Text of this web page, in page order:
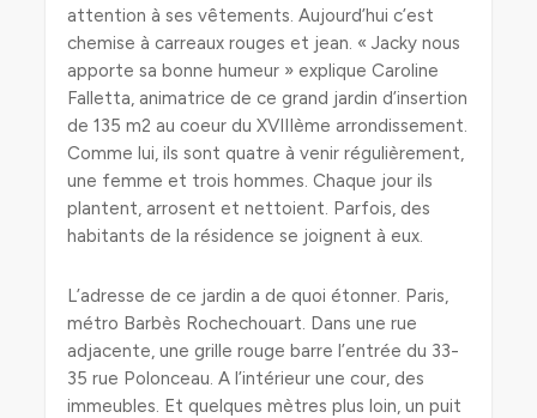
attention à ses vêtements. Aujourd’hui c’est
chemise à carreaux rouges et jean. « Jacky nous
apporte sa bonne humeur » explique Caroline
Falletta, animatrice de ce grand jardin d’insertion
de 135 m2 au coeur du XVIIIème arrondissement.
Comme lui, ils sont quatre à venir régulièrement,
une femme et trois hommes. Chaque jour ils
plantent, arrosent et nettoient. Parfois, des
habitants de la résidence se joignent à eux.
L’adresse de ce jardin a de quoi étonner. Paris,
métro Barbès Rochechouart. Dans une rue
adjacente, une grille rouge barre l’entrée du 33-
35 rue Polonceau. A l’intérieur une cour, des
immeubles. Et quelques mètres plus loin, un puit